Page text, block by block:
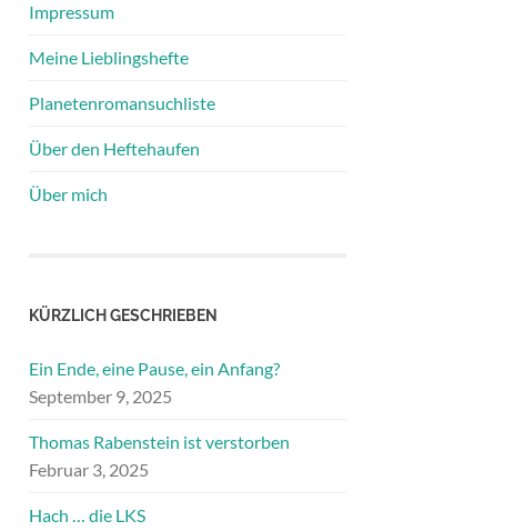
Impressum
Meine Lieblingshefte
Planetenromansuchliste
Über den Heftehaufen
Über mich
KÜRZLICH GESCHRIEBEN
Ein Ende, eine Pause, ein Anfang?
September 9, 2025
Thomas Rabenstein ist verstorben
Februar 3, 2025
Hach … die LKS